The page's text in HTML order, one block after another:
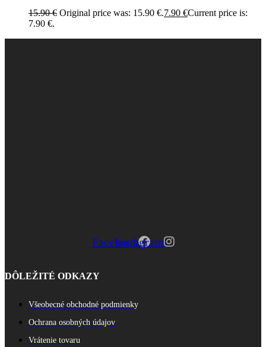
15.90€ Original price was: 15.90 €.7.90 €Current price is:
7.90 €.
FacebookInstagram
DÔLEŽITÉ ODKAZY
Všeobecné obchodné podmienky
Ochrana osobných údajov
Vrátenie tovaru